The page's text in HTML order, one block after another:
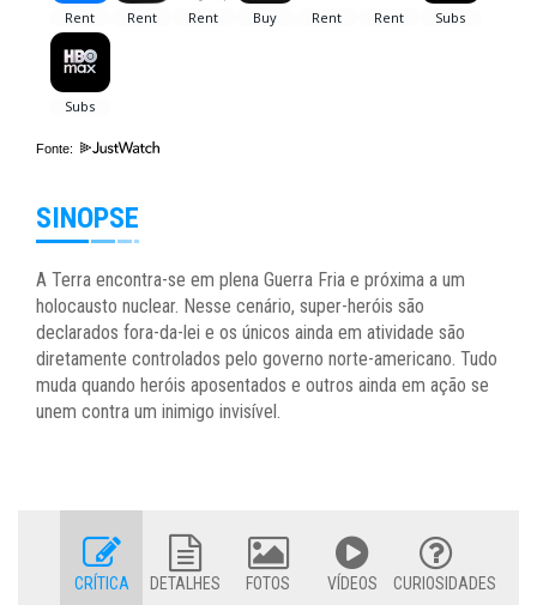
Fonte:
SINOPSE
A Terra encontra-se em plena Guerra Fria e próxima a um
holocausto nuclear. Nesse cenário, super-heróis são
declarados fora-da-lei e os únicos ainda em atividade são
diretamente controlados pelo governo norte-americano. Tudo
muda quando heróis aposentados e outros ainda em ação se
unem contra um inimigo invisível.
CRÍTICA DETALHES FOTOS VÍDEOS CURIOSIDADES